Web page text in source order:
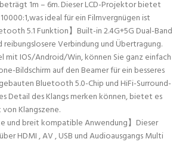
1m – 6m. Dieser LCD-Projektor bietet
ideal für ein Filmvergnügen ist
5.1 Funktion】Built-in 2.4G+5G Dual-Band
reibungslosere Verbindung und Übertragung.
mit IOS/Android/Win, können Sie ganz einfach
Bildschirm auf den Beamer für ein besseres
Bluetooth 5.0-Chip und HiFi-Surround-
Detail des Klangs merken können, bietet es
Klangszene.
und breit kompatible Anwendung】Dieser
HDMI , AV , USB und Audioausgangs Multi